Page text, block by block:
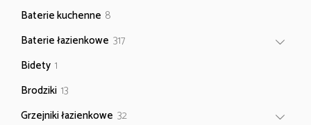
Baterie kuchenne 88
Baterie łazienkowe 317317
Bidety 1
Brodziki 13
produktów
Grzejniki łazienkowe 3232